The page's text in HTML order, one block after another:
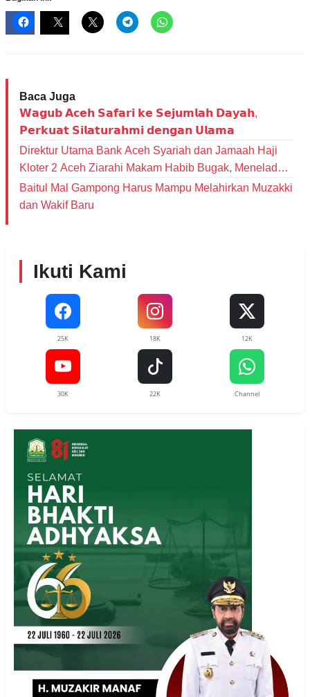
Baca Juga
𝗪𝗮𝗴𝘂𝗯 𝗔𝗰𝗲𝗵 𝗦𝗮𝗳𝗮𝗿𝗶 𝗸𝗲 𝗦𝗲𝗷𝘂𝗺𝗹𝗮𝗵 𝗗𝗮𝘆𝗮𝗵,
𝗣𝗲𝗿𝗸𝘂𝗮𝘁 𝗦𝗶𝗹𝗮𝘁𝘂𝗿𝗮𝗵𝗺𝗶 𝗱𝗲𝗻𝗴𝗮𝗻 𝗨𝗹𝗮𝗺𝗮
Direktur Utama Bank Aceh Syariah dan Jamaah Haji
Kloter 2 Aceh Ziarahi Makam Habib Bugak, Meneladani
Spirit Wakaf yang Mengalir Lintas Zaman
Baitul Mal Gampong Harus Mampu Melahirkan Muzakki
dan Wakif Baru
Ikuti Kami
25K 18K 12K
30K 22K Channel